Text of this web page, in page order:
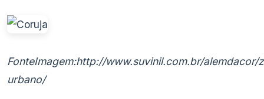
FonteImagem:http://www.suvinil.com.br/alemdacor/
urbano/